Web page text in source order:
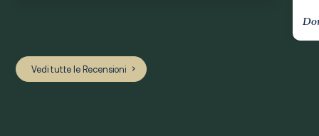
Vedi tutte le Recensioni